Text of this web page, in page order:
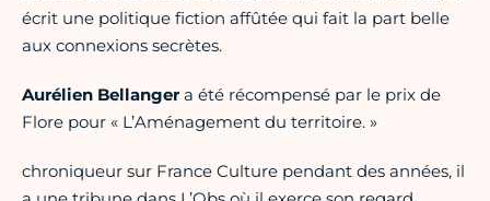
écrit une politique fiction affûtée qui fait la part belle
aux connexions secrètes.
Aurélien Bellangera été récompensé par le prix de
Flore pour « L’Aménagement du territoire. »
chroniqueur sur France Culture pendant des années, il